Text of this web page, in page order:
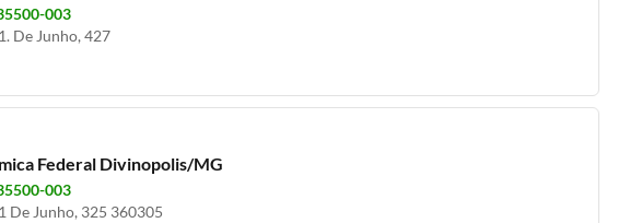
003
De Junho, 427
Federal Divinopolis/MG
003
De Junho, 325 360305